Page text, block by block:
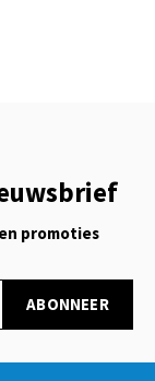
promoties
ABONNEER